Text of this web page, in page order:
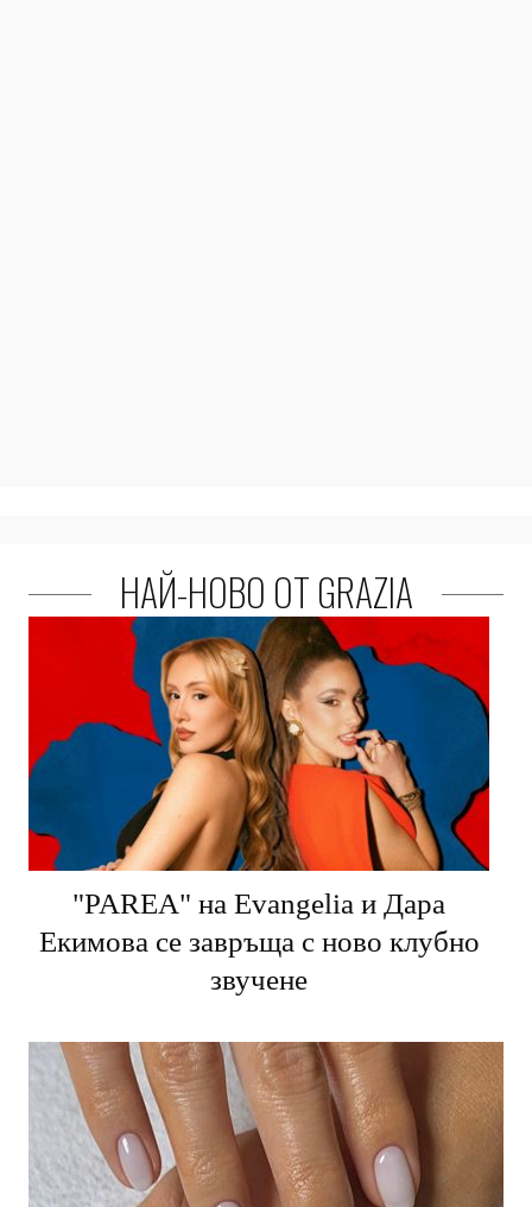
НАЙ-НОВО ОТ GRAZIA
"PARЕA" на Evangelia и Дара
Екимова се завръща с ново клубно
звучене